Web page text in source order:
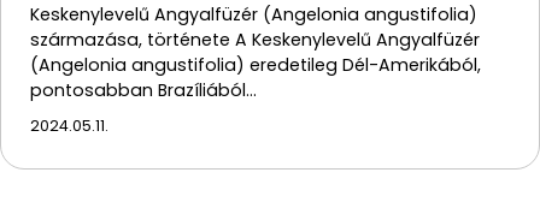
Keskenylevelű Angyalfüzér (Angelonia angustifolia)
származása, története A Keskenylevelű Angyalfüzér
(Angelonia angustifolia) eredetileg Dél-Amerikából,
pontosabban Brazíliából…
2024.05.11.